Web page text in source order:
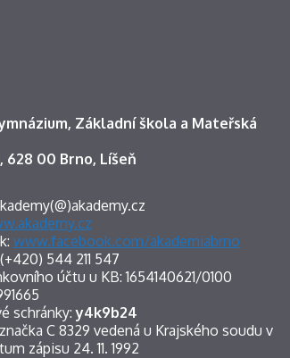
Základní škola a Mateřská
628 00 Brno, Líšeň
www.facebook.com/akademiabrno
544 211 547
účtu u KB: 1654140621/0100
schránky:y4k9b24
C 8329 vedená u Krajského soudu v
zápisu 24. 11. 1992